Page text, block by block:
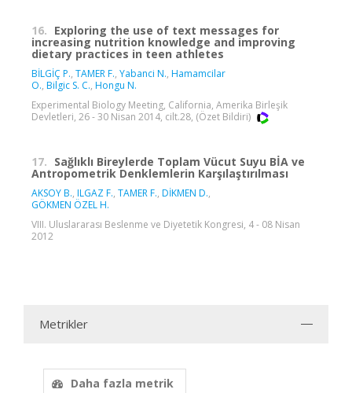
16. Exploring the use of text messages for
increasing nutrition knowledge and improving
dietary practices in teen athletes
BİLGİÇ P., TAMER F., Yabanci N., Hamamcilar
O., Bilgic S. C., Hongu N.
Experimental Biology Meeting, California, Amerika Birleşik
Devletleri, 26 - 30 Nisan 2014, cilt.28, (Özet Bildiri)
17. Sağlıklı Bireylerde Toplam Vücut Suyu BİA ve
Antropometrik Denklemlerin Karşılaştırılması
AKSOY B., ILGAZ F., TAMER F., DİKMEN D.,
GÖKMEN ÖZEL H.
VIII. Uluslararası Beslenme ve Diyetetik Kongresi, 4 - 08 Nisan
2012
Metrikler
Daha fazla metrik